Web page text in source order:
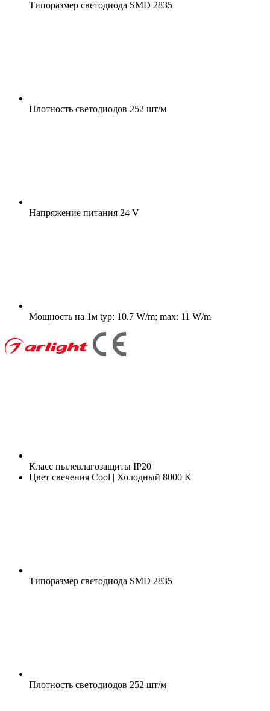
Типоразмер светодиода SMD 2835
Плотность светодиодов 252 шт/м
Напряжение питания 24 V
Мощность на 1м typ: 10.7 W/m; max: 11 W/m
Класс пылевлагозащиты IP20
Цвет свечения Cool | Холодный 8000 K
Типоразмер светодиода SMD 2835
Плотность светодиодов 252 шт/м